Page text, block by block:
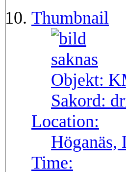
Thumbnail
Objekt:
Sakord:
Location:
Höganäs,
Time: